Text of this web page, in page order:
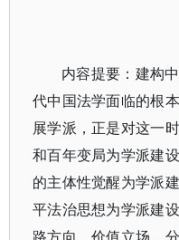
内容提要：建构
代中国法学面临的根
展学派，正是对这一
和百年变局为学派建
的主体性觉醒为学派
平法治思想为学派建